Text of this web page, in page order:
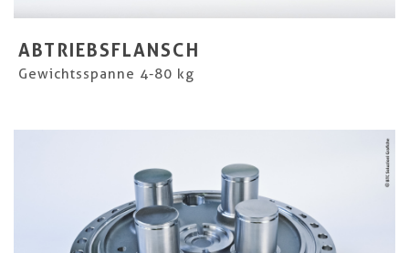
ABTRIEBSFLANSCH
Gewichtsspanne 4-80 kg